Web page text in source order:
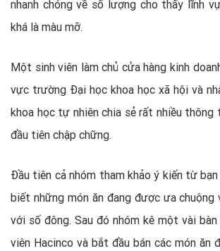
nhanh chóng về số lượng cho thấy lĩnh
khá là màu mỡ.
Một sinh viên làm chủ cửa hàng kinh
vực trường Đại học khoa học xã hội và
khoa học tự nhiên chia sẻ rất nhiều
đầu tiên chập chững.
Đầu tiên cả nhóm tham khảo ý kiến từ
biết những món ăn đang được ưa chuộng
với số đông. Sau đó nhóm kê một vài
viên Hacinco và bắt đầu bán các món ăn